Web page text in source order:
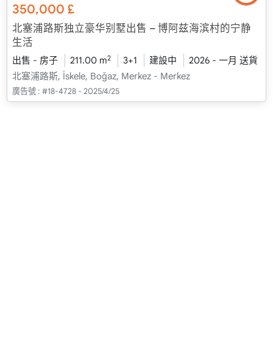
350,000 £
北塞浦路斯独立豪华别墅出售 – 博阿兹海滨村的宁静
生活
出售 - 房子 211.00 m2 3+1 建設中
2026 - 一月 送貨
北塞浦路斯, İskele, Boğaz, Merkez - Merkez
廣告號 : #18-4728 - 2025/4/25